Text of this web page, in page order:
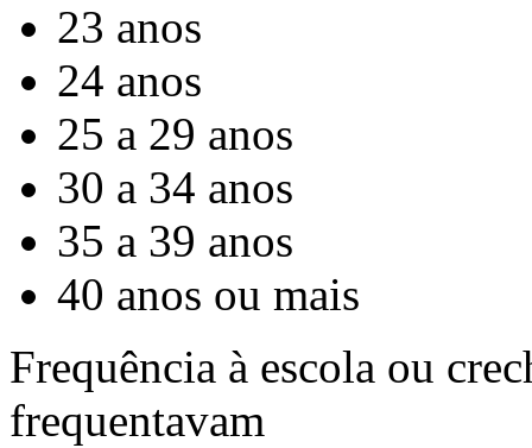
23 anos
24 anos
25 a 29 anos
30 a 34 anos
35 a 39 anos
40 anos ou mais
Frequência à escola ou
frequentavam